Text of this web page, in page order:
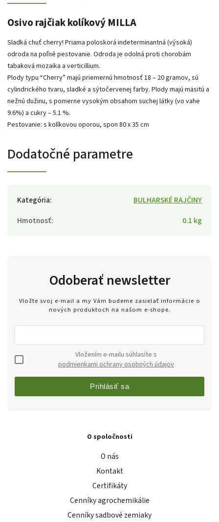
Osivo rajčiak kolíkový MILLA
Sladká chuť cherry! Priama poloskorá indeterminantná (výsoká)
odroda na poľné pestovanie. Odroda je odolná proti chorobám
tabaková mozaika a verticillium.
Plody typu “Cherry” majú priemernú hmotnosť 18 – 20 gramov, sú
cylindrického tvaru, sladké a sýtočervenej farby. Plody majú mäsitú a
nežnú dužinu, s pomerne vysokým obsahom suchej látky (vo vahe
9.6%) a cukry – 5.1 %.
Pestovanie: s kolíkovou oporou, spon 80 x 35 cm
Dodatočné parametre
Kategória:
BULHARSKÉ RAJČINY
Hmotnosť: 0.1 kg
Odoberať newsletter
Vložte svoj e-mail a my Vám budeme zasielať informácie o
nových produktoch na našom e-shope.
podmienkami ochrany osobných údajov
Prihlásiť sa
O spoločnosti
O nás
Kontakt
Certifikáty
Cenníky agrochemikálie
Cenníky sadbové zemiaky